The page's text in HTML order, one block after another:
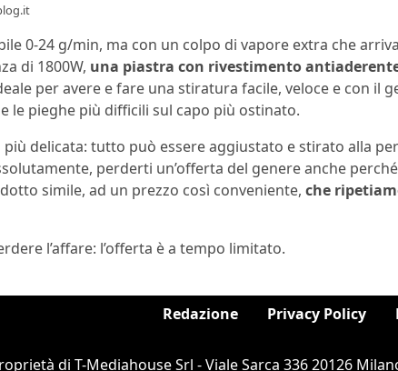
0-24 g/min, ma con un colpo di vapore extra che
di 1800W, una piastra con rivestimento
per avere e fare una stiratura facile, veloce e con il
le pieghe più difficili sul capo più ostinato.
delicata: tutto può essere aggiustato e stirato alla
perderti un’offerta del genere anche
simile, ad un prezzo così conveniente, che
l’affare: l’offerta è a tempo limitato.
Redazione Privacy Policy
di T-Mediahouse Srl - Viale Sarca 336 20126